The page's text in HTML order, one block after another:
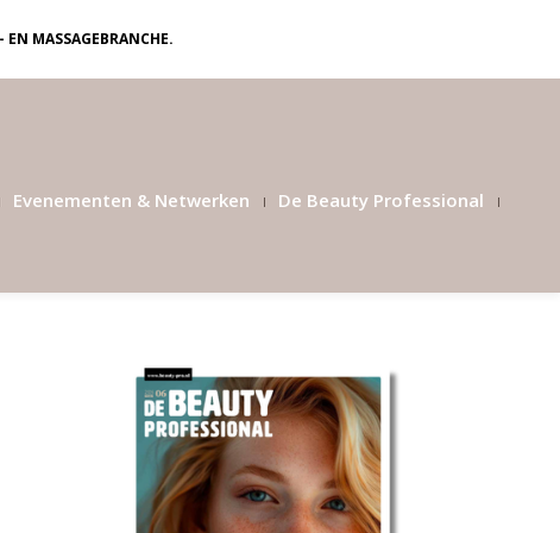
MASSAGEBRANCHE.
Evenementen & Netwerken De Beauty Professional